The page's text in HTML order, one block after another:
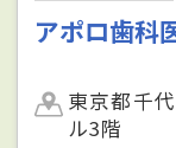
アポロ歯科
東京都千
ル3階